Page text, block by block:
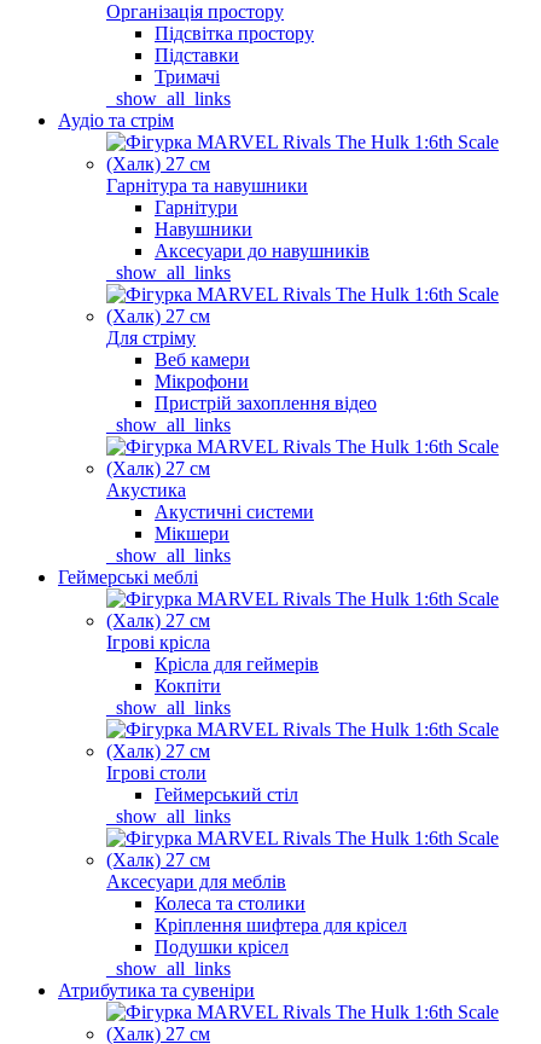
Організація простору
Підсвітка простору
Підставки
Тримачі
_show_all_links
Аудіо та стрім
Гарнітура та навушники
Гарнітури
Навушники
Аксесуари до навушників
_show_all_links
Для стріму
Веб камери
Мікрофони
Пристрій захоплення відео
_show_all_links
Акустика
Акустичні системи
Мікшери
_show_all_links
Геймерські меблі
Ігрові крісла
Крісла для геймерів
Кокпіти
_show_all_links
Ігрові столи
Геймерський стіл
_show_all_links
Аксесуари для меблів
Колеса та столики
Кріплення шифтера для крісел
Подушки крісел
_show_all_links
Атрибутика та сувеніри